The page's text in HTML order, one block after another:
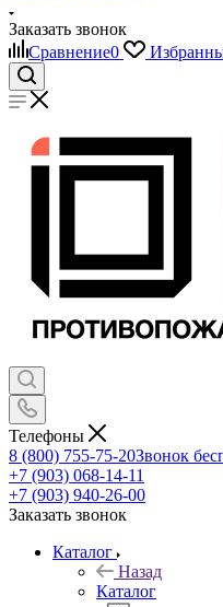
Заказать звонок
Сравнение0
Телефоны
8 (800) 755-75-20Звонок
+7 (903) 068-14-11
+7 (903) 940-26-00
Заказать звонок
Каталог
Назад
Каталог